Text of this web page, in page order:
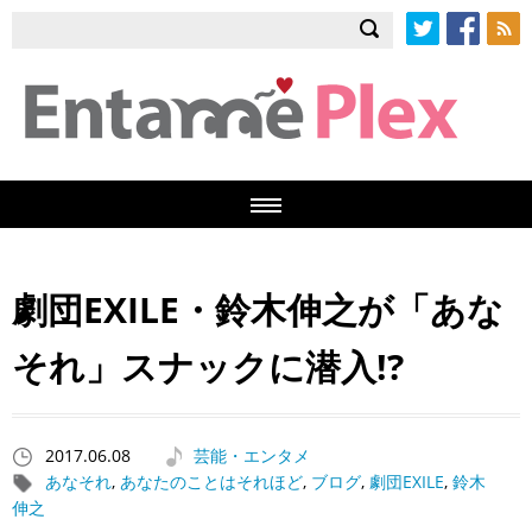
劇団EXILE・鈴木伸之が「あな
それ」スナックに潜入!?
2017.06.08
芸能・エンタメ
あなそれ, あなたのことはそれほど, ブログ, 劇団EXILE, 鈴木
伸之